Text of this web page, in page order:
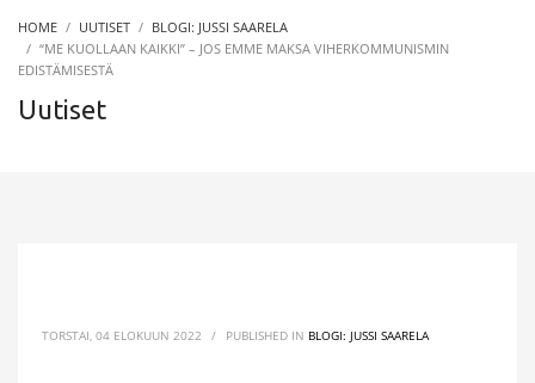
HOME UUTISET
BLOGI: JUSSI SAARELA
“ME KUOLLAAN KAIKKI” – JOS EMME MAKSA VIHERKOMMUNISMIN
EDISTÄMISESTÄ
Uutiset
TORSTAI, 04 ELOKUUN 2022 / PUBLISHED IN BLOGI: JUSSI SAARELA